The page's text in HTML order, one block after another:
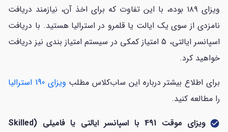
ویزای ۱۸۹ بوده، با این تفاوت که برای اخذ آن، نیازمند دریافت
نامزدی از سوی یک ایالت یا قلمرو در استرالیا هستید. با دریافت
اسپانسر ایالتی، 5 امتیاز کمکی در سیستم امتیاز بندی نیز دریافت
خواهید کرد.
برای اطلاع بیشتر درباره این ساب‌کلاس مطلب ویزای 190 استرالیا
را مطالعه کنید.
check_circle
ویزای موقت 491 با اسپانسر ایالتی یا فامیلی (Skilled